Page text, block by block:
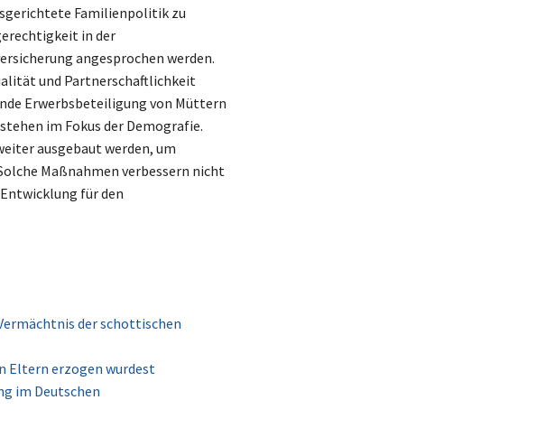
Familienpolitik zu
in der
angesprochen werden.
und Partnerschaftlichkeit
Erwerbsbeteiligung von Müttern
im Fokus der Demografie.
ausgebaut werden, um
Maßnahmen verbessern nicht
für den
der schottischen
Eltern erzogen wurdest
im Deutschen